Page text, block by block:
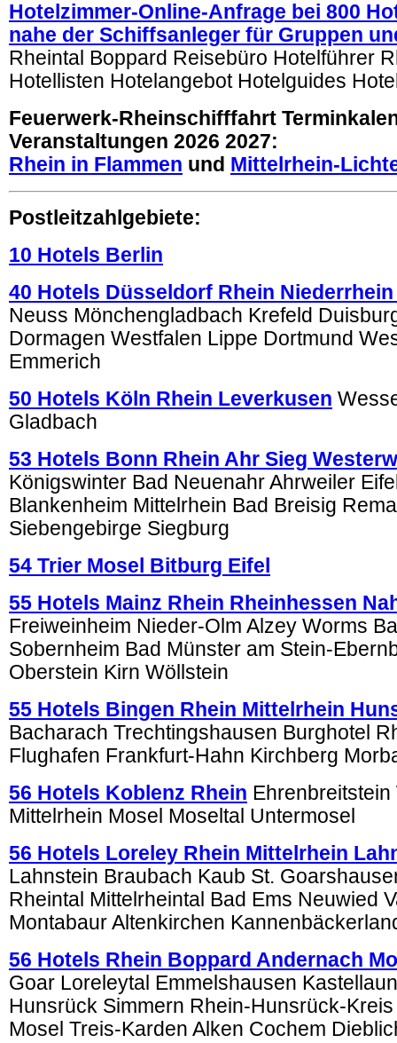
Hotelzimmer-Online-Anfrage bei 800
nahe der Schiffsanleger für Gruppen
Rheintal Boppard Reisebüro Hotelführer
Hotellisten Hotelangebot Hotelguides
Feuerwerk-Rheinschifffahrt
Veranstaltungen 2026 2027:
Rhein in Flammen und Mittelrhein-
Postleitzahlgebiete:
10 Hotels Berlin
40 Hotels Düsseldorf Rhein
Neuss Mönchengladbach Krefeld
Dormagen Westfalen Lippe Dortmund
Emmerich
50 Hotels Köln Rhein Leverkusen
Gladbach
53 Hotels Bonn Rhein Ahr Sieg
Königswinter Bad Neuenahr Ahrweiler
Blankenheim Mittelrhein Bad Breisig
Siebengebirge Siegburg
54 Trier Mosel Bitburg Eifel
55 Hotels Mainz Rhein Rheinhessen
Freiweinheim Nieder-Olm Alzey Worms
Sobernheim Bad Münster am Stein-
Oberstein Kirn Wöllstein
55 Hotels Bingen Rhein Mittelrhein
Bacharach Trechtingshausen Burghotel
Flughafen Frankfurt-Hahn Kirchberg
56 Hotels Koblenz Rhein Ehrenbreitstein
Mittelrhein Mosel Moseltal Untermosel
56 Hotels Loreley Rhein Mittelrhein
Lahnstein Braubach Kaub St.
Rheintal Mittelrheintal Bad Ems Neuwied
Montabaur Altenkirchen
56 Hotels Rhein Boppard Andernach
Goar Loreleytal Emmelshausen
Hunsrück Simmern Rhein-Hunsrück-
Mosel Treis-Karden Alken Cochem